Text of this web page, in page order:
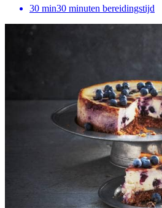
30 min30 minuten bereidingstijd